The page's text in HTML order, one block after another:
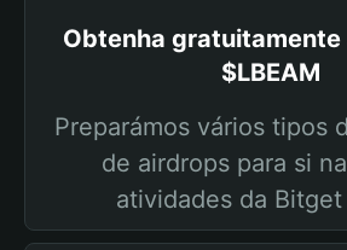
Obtenha gratuitamente
$LBEAM
Preparámos vários tipos
de airdrops para si
atividades da Bitget